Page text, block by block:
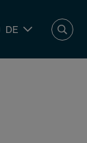
DE